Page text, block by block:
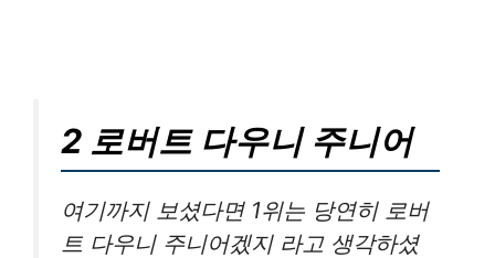
2 로버트 다우니 주니어
여기까지 보셨다면 1위는 당연히 로버
트 다우니 주니어겠지 라고 생각하셨